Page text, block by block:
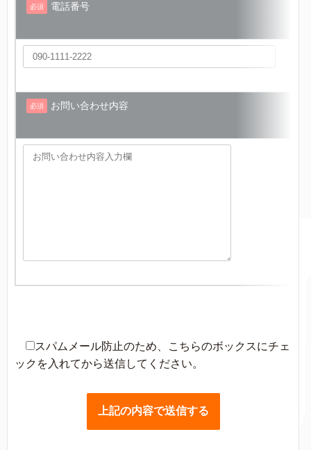
必須 電話番号
必須 お問い合わせ内容
スパムメール防止のため、こちらのボックスにチェ
ックを入れてから送信してください。